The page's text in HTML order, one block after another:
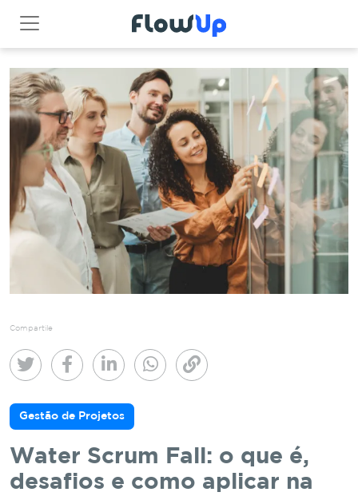
Compartile
Gestão de Projetos
Water Scrum Fall: o que é,
desafios e como aplicar na